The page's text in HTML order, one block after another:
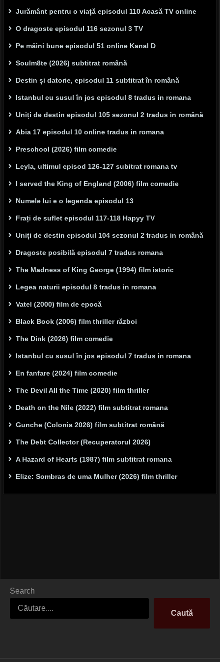
Jurământ pentru o viață episodul 110 Acasă TV online
O dragoste episodul 116 sezonul 3 TV
Pe mâini bune episodul 51 online Kanal D
Soulm8te (2026) subtitrat română
Destin și datorie, episodul 11 subtitrat în română
Istanbul cu susul în jos episodul 8 tradus in romana
Uniți de destin episodul 105 sezonul 2 tradus in română
Abia 17 episodul 10 online tradus in romana
Preschool (2026) film comedie
Leyla, ultimul episod 126-127 subitrat romana tv
I served the King of England (2006) film comedie
Numele lui e o legenda episodul 13
Frați de suflet episodul 117-118 Hapyy TV
Uniți de destin episodul 104 sezonul 2 tradus in română
Dragoste posibilă episodul 7 tradus romana
The Madness of King George (1994) film istoric
Legea naturii episodul 8 tradus in romana
Vatel (2000) film de epocă
Black Book (2006) film thriller război
The Dink (2026) film comedie
Istanbul cu susul în jos episodul 7 tradus in romana
En fanfare (2024) film comedie
The Devil All the Time (2020) film thriller
Death on the Nile (2022) film subtitrat romana
Gunche (Colonia 2026) film subtitrat română
The Debt Collector (Recuperatorul 2026)
A Hazard of Hearts (1987) film subtitrat romana
Elize: Sombras de uma Mulher (2026) film thriller
Search
Caută